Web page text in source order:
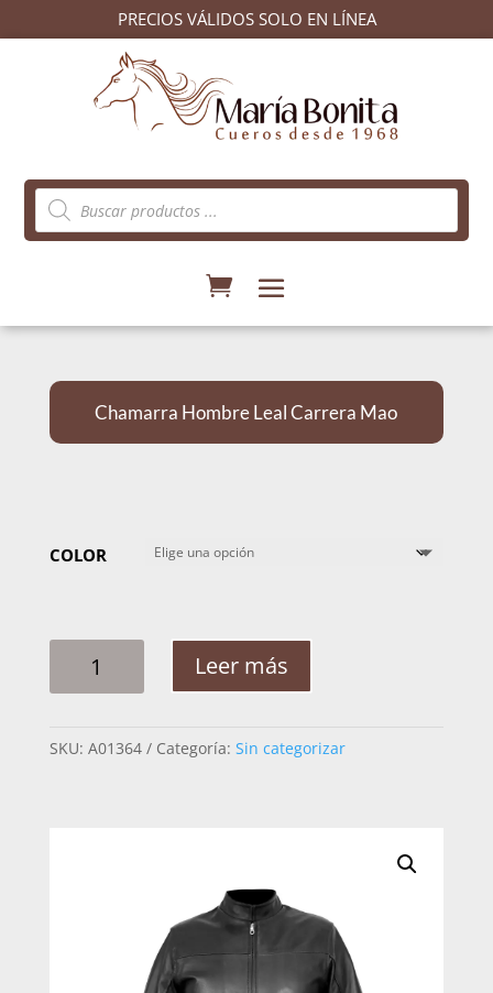
PRECIOS VÁLIDOS SOLO EN LÍNEA
Búsqueda
de
productos
Chamarra Hombre Leal Carrera Mao
COLOR
HOMBRE
MAO
Leer más
SKU: A01364 Categoría: Sin categorizar